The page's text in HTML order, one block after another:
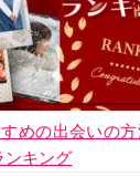
めの出会いの
ンキング